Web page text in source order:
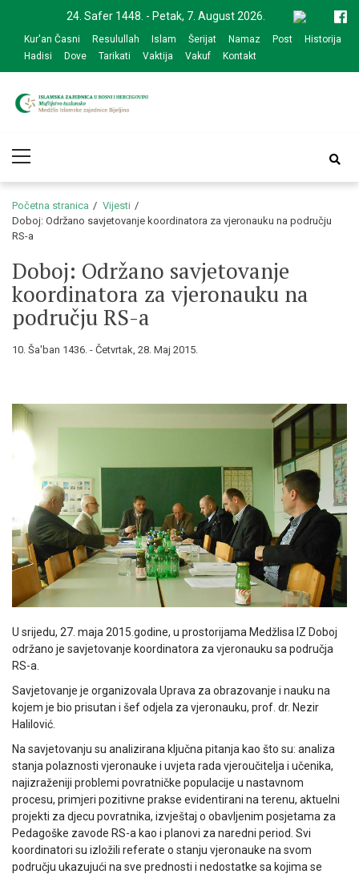
navigation
content
24. Safer 1448. - Petak, 7. August 2026.
Kur'an Časni Resulullah Islam Šerijat Namaz Post
Historija
Hadisi
Dove Tarikati Vaktija Vakuf Kontakt
zajednice Bijeljina
Menu
Početna stranica
Vijesti
Doboj: Održano savjetovanje koordinatora za vjeronauku na području
RS-a
Doboj: Održano savjetovanje
koordinatora za vjeronauku na
području RS-a
10. Ša'ban 1436. - Četvrtak, 28. Maj 2015.
U srijedu, 27. maja 2015.godine, u prostorijama Medžlisa IZ Doboj
održano je savjetovanje koordinatora za vjeronauku sa područja
RS-a.
Savjetovanje je organizovala Uprava za obrazovanje i nauku na
kojem je bio prisutan i šef odjela za vjeronauku, prof. dr. Nezir
Halilović.
Na savjetovanju su analizirana ključna pitanja kao što su: analiza
stanja polaznosti vjeronauke i uvjeta rada vjeroučitelja i učenika,
najizraženiji problemi povratničke populacije u nastavnom
procesu, primjeri pozitivne prakse evidentirani na terenu, aktuelni
projekti za djecu povratnika, izvještaj o obavljenim posjetama za
Pedagoške zavode RS-a kao i planovi za naredni period. Svi
koordinatori su izložili referate o stanju vjeronauke na svom
području ukazujući na sve prednosti i nedostatke sa kojima se